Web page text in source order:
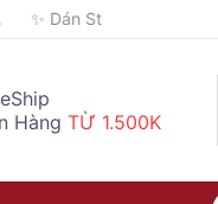
🎨 Một Bức Tranh – Góc Nhỏ Chứa Đầy Cảm Xúc ✨
Hàng TỪ 1.500K